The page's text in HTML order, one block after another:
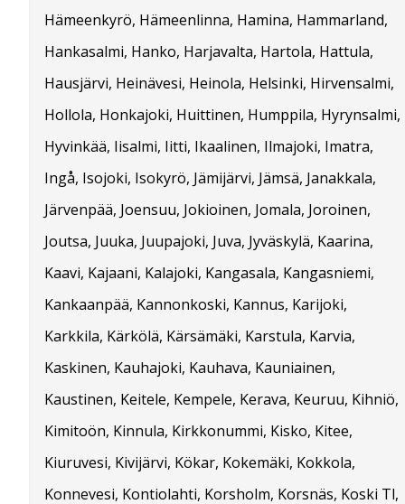
Hämeenkyrö, Hämeenlinna, Hamina, Hammarland,
Hankasalmi, Hanko, Harjavalta, Hartola, Hattula,
Hausjärvi, Heinävesi, Heinola, Helsinki, Hirvensalmi,
Hollola, Honkajoki, Huittinen, Humppila, Hyrynsalmi,
Hyvinkää, Iisalmi, Iitti, Ikaalinen, Ilmajoki, Imatra,
Ingå, Isojoki, Isokyrö, Jämijärvi, Jämsä, Janakkala,
Järvenpää, Joensuu, Jokioinen, Jomala, Joroinen,
Joutsa, Juuka, Juupajoki, Juva, Jyväskylä, Kaarina,
Kaavi, Kajaani, Kalajoki, Kangasala, Kangasniemi,
Kankaanpää, Kannonkoski, Kannus, Karijoki,
Karkkila, Kärkölä, Kärsämäki, Karstula, Karvia,
Kaskinen, Kauhajoki, Kauhava, Kauniainen,
Kaustinen, Keitele, Kempele, Kerava, Keuruu, Kihniö,
Kimitoön, Kinnula, Kirkkonummi, Kisko, Kitee,
Kiuruvesi, Kivijärvi, Kökar, Kokemäki, Kokkola,
Konnevesi, Kontiolahti, Korsholm, Korsnäs, Koski Tl,